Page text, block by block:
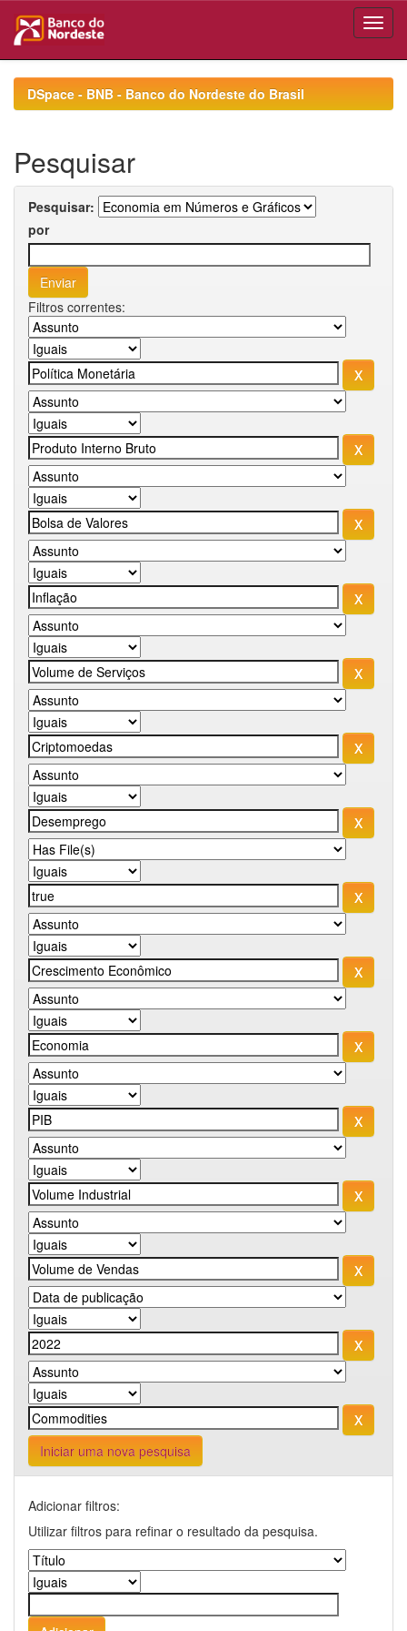
navigationDSpace - BNB - Banco do Nordeste do Brasil
Pesquisar
Pesquisar:
por
Filtros correntes:
Iniciar uma nova pesquisa
Adicionar filtros:
Utilizar filtros para refinar o resultado da pesquisa.